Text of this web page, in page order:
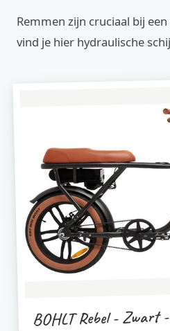
Remmen zijn cruciaal bij
vind je hier hydraulische
BOHLT Rebel - Zwart